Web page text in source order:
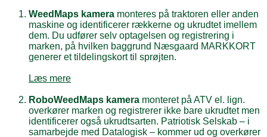
WeedMaps kamera monteres på traktoren eller anden
maskine og identificerer rækkerne og ukrudtet imellem
dem. Du udfører selv optagelsen og registrering i
marken, på hvilken baggrund Næsgaard MARKKORT
generer et tildelingskort til sprøjten.
Læs mere
RoboWeedMaps kamera monteret på ATV el. lign.
overkører marken og registrerer ikke bare ukrudtet men
identificerer også ukrudtsarten. Patriotisk Selskab – i
samarbejde med Datalogisk – kommer ud og overkører